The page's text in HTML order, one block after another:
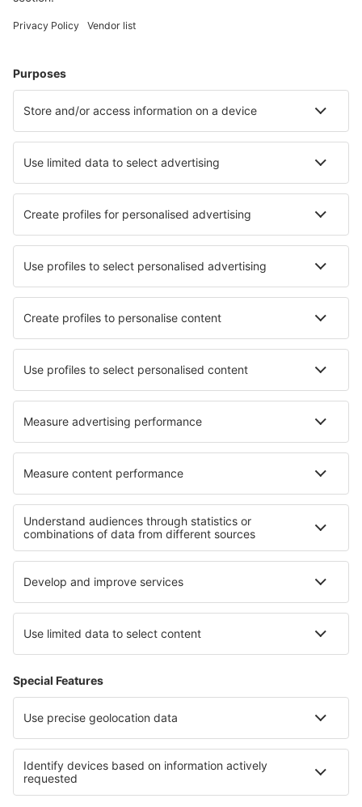
Gorontalo Jalaluddin (GTO)
Juanda (SUB)
Tarakan Juwata (TRK)
Kaimana Airport (KNG)
Tanjung Redeb Kalimarau Airport (BEJ)
Majalengka Kertajati International Airport (KJT)
Tanjung Pinang Kijang (TNJ)
Labuan Bajo Komodo (LBJ)
Medan
Letung Airport (LMU)
Lombok Intl Airport (LOP)
Lhoksumawe Malikus Saleh (LSW)
Saumlaki Mathilda Batlayeri (SXK)
Padang Minangkabau (PDG)
Merauke Mopah (MKQ)
Palu Mutiara (PLW)
Nabire Airport (NBX)
Namlea Namniwel (NAM)
Ngurah Rai (DPS)